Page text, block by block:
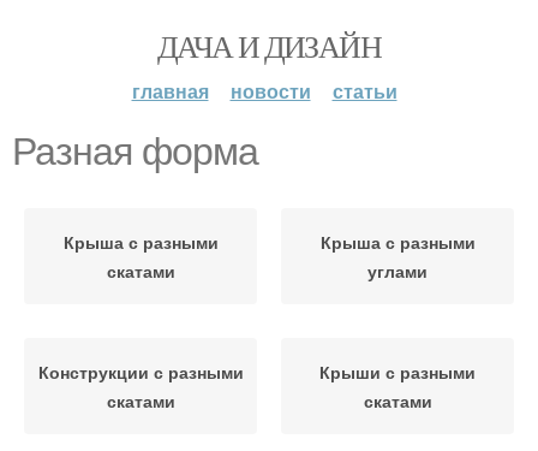
ДАЧА И ДИЗАЙН
главная новости статьи
Разная форма
Крыша с разными
скатами
Крыша с разными
углами
Конструкции с разными
скатами
Крыши с разными
скатами